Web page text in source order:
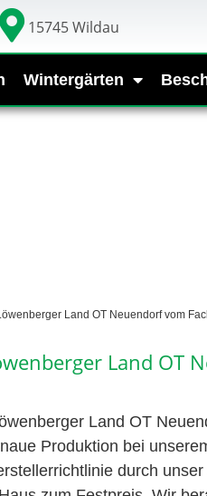
15745 Wildau
Wintergärten
Land OT Neuendorf vom
Land OT
Land OT
Produktion bei
durch